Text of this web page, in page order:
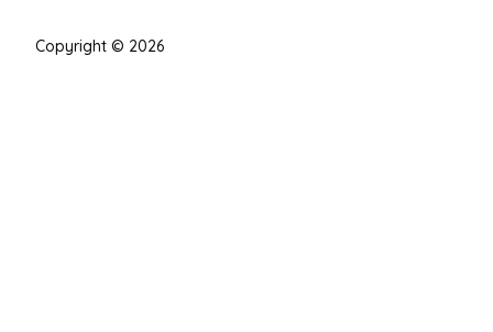
Copyright © 2026